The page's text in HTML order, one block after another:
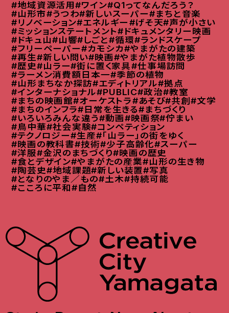
#地域資源活用#ワイン#Q1ってなんだろう？
#山形市#うつわ#新しいスーパー#まちと音楽
#リノベーション#エネルギー #げそ天#声が小さい
#ミッションステートメント#ドキュメンタリー映画
#ドキュ山#山響#しごと#循環#ランドスケープ
#フリーペーパー#カモシカ#やまがたの建築
#再生#新しい問い#映画#やまがた植物散歩
#歴史#山ラー#街に置く家具#仕事場訪問
#ラーメン消費額日本一#季節の植物
#山形まちなか探訪#エディトリアル#拠点
#インターナショナル#PUBLIC#政治#教室
#まちの映画館#オーケストラ#あそび#共創 #文学
#まちのインフラ#日常を生きる#まちづくり
#いろいろみんな違う#動画#映画祭#佇まい
#鳥中華#社会実験#コンペティション
#テクノロジー#生産#「山ラー」の街をゆく
#映画の教科書#技術#少子高齢化#スーパー
#洋服#金沢のまちづくり#映画の歴史
#食とデザイン#やまがたの産業#山形の生き物
#陶芸史#地域課題#新しい装置#写真
#となりのやま／もの#土木#持続可能
#こころに平和#自然